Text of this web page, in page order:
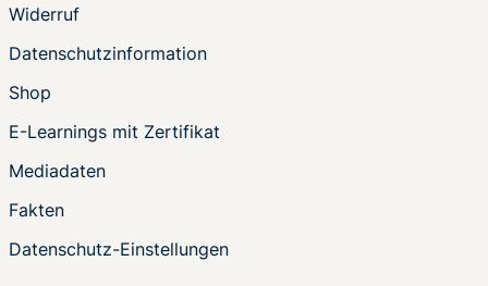
Widerruf
Datenschutzinformation
Shop
E-Learnings mit Zertifikat
Mediadaten
Fakten
Datenschutz-Einstellungen